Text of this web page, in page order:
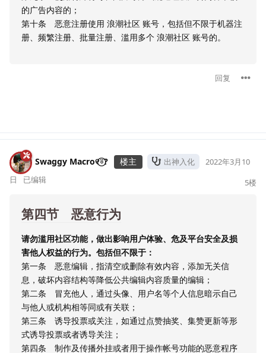
的广告内容的；
第十条 恶意注册使用 浪潮社区 账号，包括但不限于机器注
册、频繁注册、批量注册、滥用多个 浪潮社区 账号的。
回复
Swaggy Macro୧⍤⃝? 楼主 出神入化
2022年3月10
日
已编辑 5楼
第四节 恶意行为
请勿滥用社区功能，做出影响用户体验、危及平台安全及损
害他人权益的行为。包括但不限于：
第一条 恶意编辑，指清空或删除有效内容，添加无关信
息，破坏内容结构等降低公共编辑内容质量的编辑；
第二条 冒充他人，通过头像、用户名等个人信息暗示自己
与他人或机构相等同或有关联；
第三条 诱导投票或关注，如通过点赞抽奖、集赞更新等形
式诱导投票或者诱导关注；
第四条 制作及传播外挂或者用于操作帐号功能的恶意程序